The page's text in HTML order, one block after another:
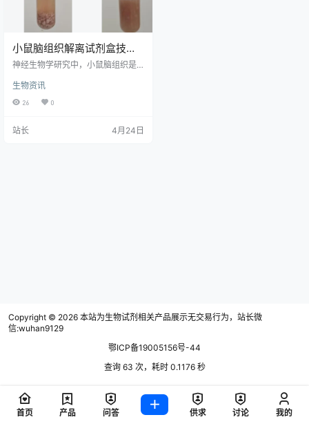
小鼠脑组织解离试剂盒技术
原理与实验应用全解析
神经生物学研究中，小鼠脑组织是
机制、脑肿瘤病理特征及中枢神经
药物作用靶点的核心实验材料。获
高精度细胞与分子生物学实验的核
生物资讯
26 0
站长 4月24日
Copyright © 2026 本站为生物试剂相关产品展示无交易行为，站长微
信:wuhan9129
鄂ICP备19005156号-44
查询 63 次，耗时 0.1176 秒
首页 产品 问答 供求 讨论 我的